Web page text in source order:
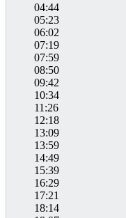
04:44
05:23
06:02
07:19
07:59
08:50
09:42
10:34
11:26
12:18
13:09
13:59
14:49
15:39
16:29
17:21
18:14